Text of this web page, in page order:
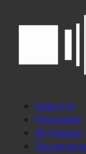
Новости
Рецензии
Интервью